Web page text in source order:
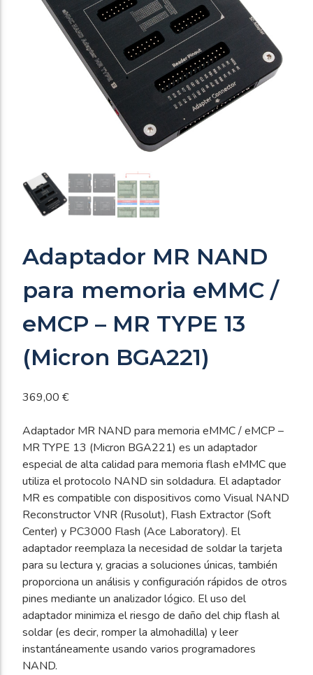
Adaptador MR NAND
para memoria eMMC /
eMCP – MR TYPE 13
(Micron BGA221)
369,00 €
Adaptador MR NAND para memoria eMMC / eMCP –
MR TYPE 13 (Micron BGA221) es un adaptador
especial de alta calidad para memoria flash eMMC que
utiliza el protocolo NAND sin soldadura. El adaptador
MR es compatible con dispositivos como Visual NAND
Reconstructor VNR (Rusolut), Flash Extractor (Soft
Center) y PC3000 Flash (Ace Laboratory). El
adaptador reemplaza la necesidad de soldar la tarjeta
para su lectura y, gracias a soluciones únicas, también
proporciona un análisis y configuración rápidos de otros
pines mediante un analizador lógico. El uso del
adaptador minimiza el riesgo de daño del chip flash al
soldar (es decir, romper la almohadilla) y leer
instantáneamente usando varios programadores
NAND.